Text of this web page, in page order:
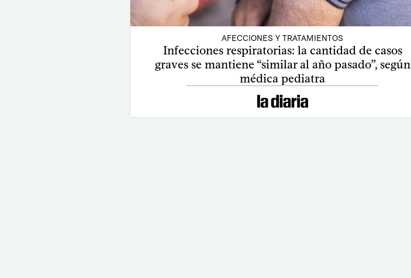
AFECCIONES Y TRATAMIENTOS
Infecciones respiratorias: la cantidad de casos
graves se mantiene “similar al año pasado”, según
médica pediatra